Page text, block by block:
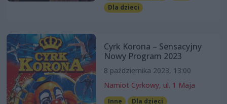
Dla dzieci
Cyrk Korona – Sensacyjny
Nowy Program 2023
8 października 2023, 13:00
Namiot Cyrkowy, ul. 1 Maja
Inne Dla dzieci